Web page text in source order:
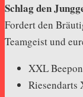
Schlag den
Fordert den
Teamgeist und
XXL
Riesendarts